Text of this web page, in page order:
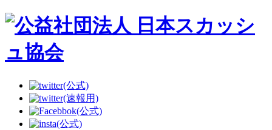
(公式)
(速報用)
(公式)
(公式)